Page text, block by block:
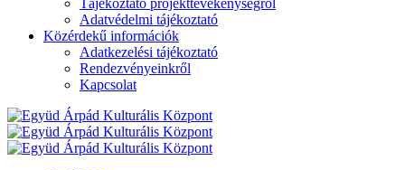
Tájékoztató projekttevékenységről
Adatvédelmi tájékoztató
Közérdekű információk
Adatkezelési tájékoztató
Rendezvényeinkről
Kapcsolat